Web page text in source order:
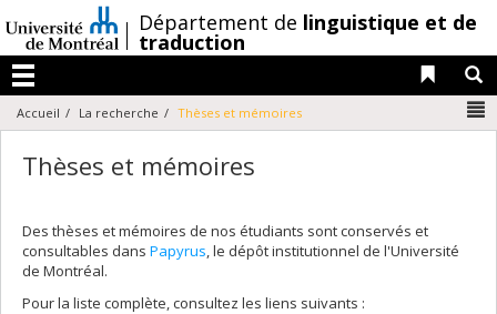
au
contenu
/Département de linguistique et de
traduction
Menu
Liens
Accueil La recherche Thèses et mémoires
Thèses et mémoires
Des thèses et mémoires de nos étudiants sont conservés et
consultables dans Papyrus, le dépôt institutionnel de l'Université
de Montréal.
Pour la liste complète, consultez les liens suivants :